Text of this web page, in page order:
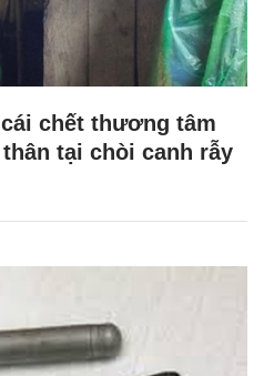
chết thương tâm
tại chòi canh rẫy